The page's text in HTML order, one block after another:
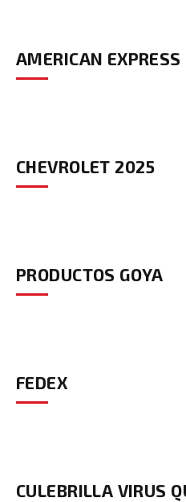
AMERICAN EXPRESS
CHEVROLET 2025
PRODUCTOS GOYA
FEDEX
CULEBRILLA VIRUS